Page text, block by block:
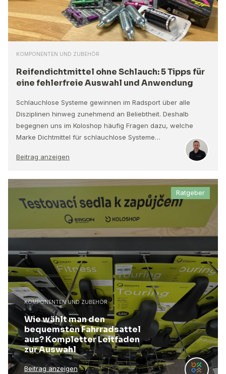
KOMPONENTEN UND ZUBEHÖR
Reifendichtmittel ohne Schlauch: 5 Tipps für
eine fehlerfreie Auswahl und Anwendung
Schlauchlose Systeme gewinnen im Radsport über alle
Disziplinen hinweg zunehmend an Beliebtheit. Deshalb
begegnen uns im Koloshop häufig Fragen dazu, welche
Marke Dichtmittel für schlauchlose Systeme…
Beitrag anzeigen
Ratgeber
KOMPONENTEN UND ZUBEHÖR
Wie wählt man den
bequemsten Fahrradsattel
aus? Kompletter Leitfaden
zur Auswahl
Beitrag anzeigen